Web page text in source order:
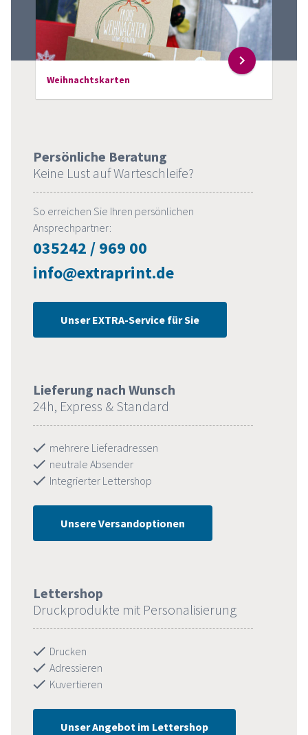
Weihnachtskarten
Persönliche Beratung
Keine Lust auf Warteschleife?
So erreichen Sie Ihren persönlichen
Ansprechpartner:
035242 / 969 00
info@extraprint.de
Unser EXTRA-Service für Sie
Lieferung nach Wunsch
24h, Express & Standard
mehrere Lieferadressen
neutrale Absender
Integrierter Lettershop
Unsere Versandoptionen
Lettershop
Druckprodukte mit Personalisierung
Drucken
Adressieren
Kuvertieren
Unser Angebot im Lettershop